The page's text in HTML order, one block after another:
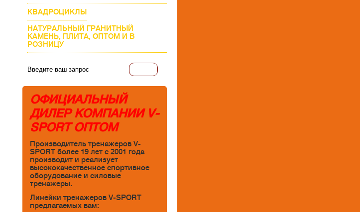
КВАДРОЦИКЛЫ
НАТУРАЛЬНЫЙ ГРАНИТНЫЙ
КАМЕНЬ, ПЛИТА, ОПТОМ И В
РОЗНИЦУ
ОФИЦИАЛЬНЫЙ
ДИЛЕР КОМПАНИИ V-
SPORT ОПТОМ
Производитель тренажеров V-
SPORT более 19 лет с 2001 года
производит и реализует
высококачественное спортивное
оборудование и силовые
тренажеры.
Линейки тренажеров V-SPORT
предлагаемых вам: